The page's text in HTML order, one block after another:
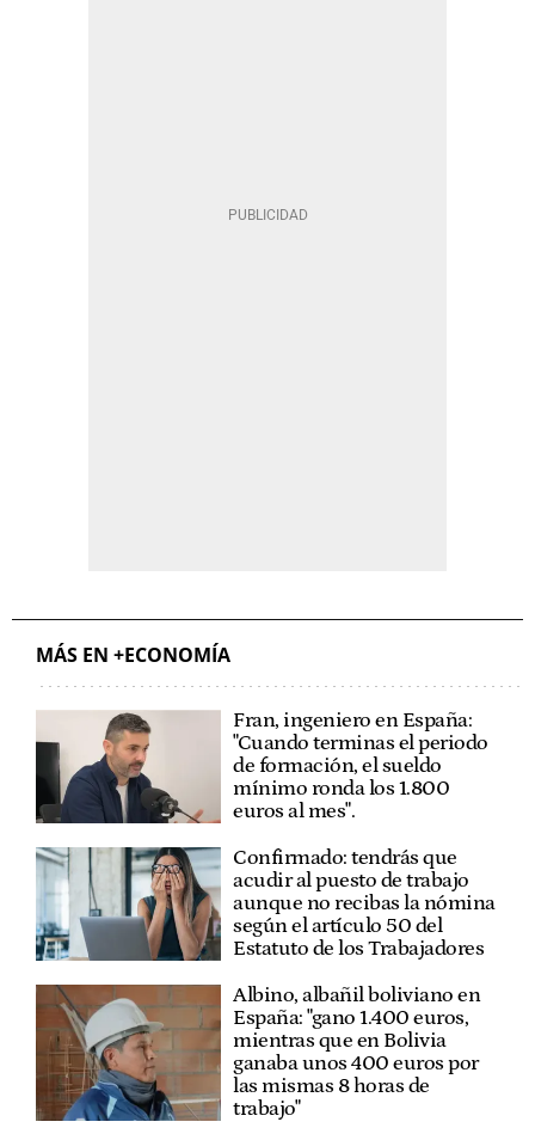
MÁS EN +ECONOMÍA
Fran, ingeniero en España:
"Cuando terminas el periodo
de formación, el sueldo
mínimo ronda los 1.800
euros al mes".
Confirmado: tendrás que
acudir al puesto de trabajo
aunque no recibas la nómina
según el artículo 50 del
Estatuto de los Trabajadores
Albino, albañil boliviano en
España: "gano 1.400 euros,
mientras que en Bolivia
ganaba unos 400 euros por
las mismas 8 horas de
trabajo"